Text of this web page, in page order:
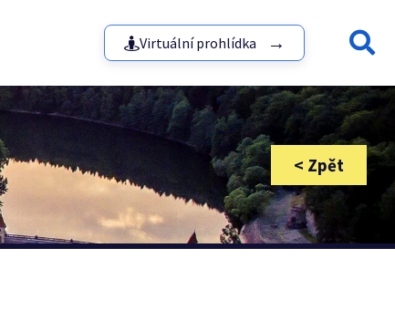
Virtuální prohlídka